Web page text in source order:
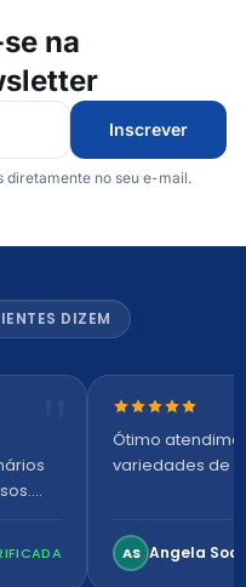
na
Inscrever
diretamente no seu e-mail.
DIZEM
Nota 5 de 5
Ótimo
variedades de
AS Angela